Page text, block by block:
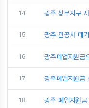
14 광주 상무지구
15 광주 관공서 폐
16 광주폐업지원금
17 광주폐업지원금
18 광주 폐업지원